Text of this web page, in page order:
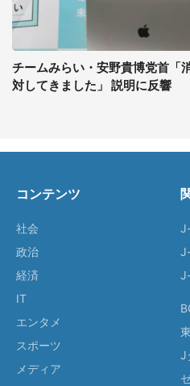
チームみらい・安野貴博党首「
対してきました」 説明に反響
コンテンツ
社会
政治
経済
IT
エンタメ
スポーツ
メディア
J